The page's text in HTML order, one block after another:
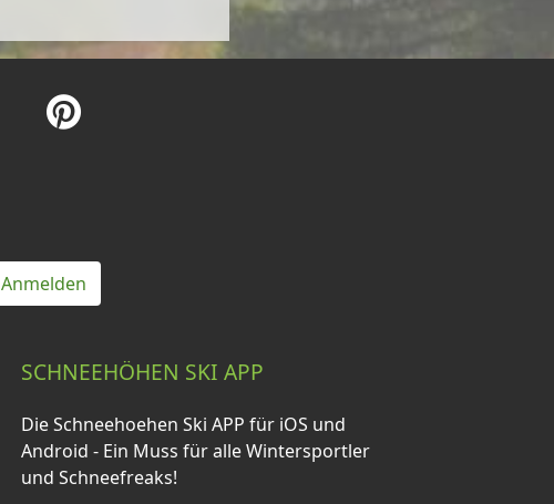
Anmelden
SCHNEEHÖHEN SKI APP
Die Schneehoehen Ski APP für iOS und
Android - Ein Muss für alle Wintersportler
und Schneefreaks!